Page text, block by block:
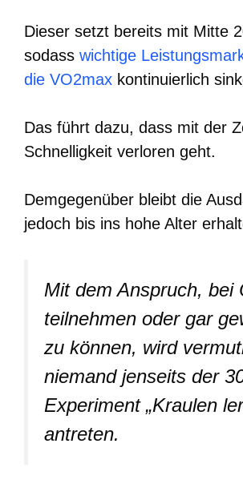
Dieser setzt bereits mit Mitte
sodass wichtige
die VO2max kontinuierlich
Das führt dazu, dass mit der
Schnelligkeit verloren geht.
Demgegenüber bleibt die
jedoch bis ins hohe Alter
Mit dem Anspruch, bei
teilnehmen oder gar
zu können, wird
niemand jenseits der
Experiment „Kraulen
antreten.